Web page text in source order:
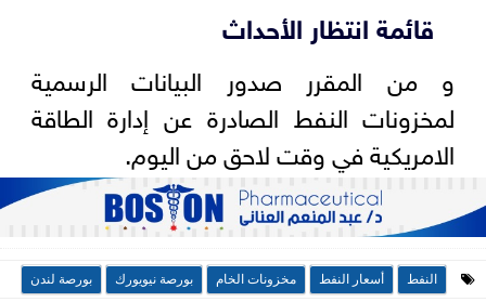
قائمة انتظار الأحداث
و من المقرر صدور البيانات الرسمية
لمخزونات النفط الصادرة عن إدارة الطاقة
الامريكية في وقت لاحق من اليوم.
النفط أسعار النفط مخزونات الخام بورصة نيويورك بورصة لندن